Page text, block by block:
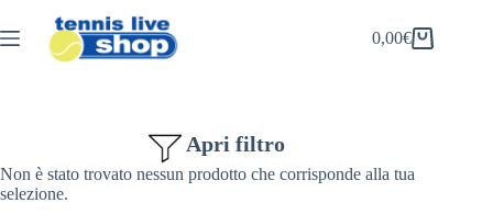
al
contenuto
Carrello
0,00€
Apri filtro
Non è stato trovato nessun prodotto che corrisponde alla tua
selezione.